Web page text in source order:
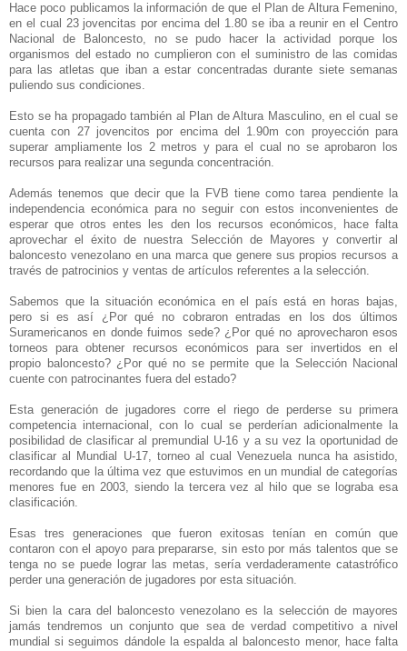
Hace poco publicamos la información de que el Plan de Altura Femenino,
en el cual 23 jovencitas por encima del 1.80 se iba a reunir en el Centro
Nacional de Baloncesto, no se pudo hacer la actividad porque los
organismos del estado no cumplieron con el suministro de las comidas
para las atletas que iban a estar concentradas durante siete semanas
puliendo sus condiciones.
Esto se ha propagado también al Plan de Altura Masculino, en el cual se
cuenta con 27 jovencitos por encima del 1.90m con proyección para
superar ampliamente los 2 metros y para el cual no se aprobaron los
recursos para realizar una segunda concentración.
Además tenemos que decir que la FVB tiene como tarea pendiente la
independencia económica para no seguir con estos inconvenientes de
esperar que otros entes les den los recursos económicos, hace falta
aprovechar el éxito de nuestra Selección de Mayores y convertir al
baloncesto venezolano en una marca que genere sus propios recursos a
través de patrocinios y ventas de artículos referentes a la selección.
Sabemos que la situación económica en el país está en horas bajas,
pero si es así ¿Por qué no cobraron entradas en los dos últimos
Suramericanos en donde fuimos sede? ¿Por qué no aprovecharon esos
torneos para obtener recursos económicos para ser invertidos en el
propio baloncesto? ¿Por qué no se permite que la Selección Nacional
cuente con patrocinantes fuera del estado?
Esta generación de jugadores corre el riego de perderse su primera
competencia internacional, con lo cual se perderían adicionalmente la
posibilidad de clasificar al premundial U-16 y a su vez la oportunidad de
clasificar al Mundial U-17, torneo al cual Venezuela nunca ha asistido,
recordando que la última vez que estuvimos en un mundial de categorías
menores fue en 2003, siendo la tercera vez al hilo que se lograba esa
clasificación.
Esas tres generaciones que fueron exitosas tenían en común que
contaron con el apoyo para prepararse, sin esto por más talentos que se
tenga no se puede lograr las metas, sería verdaderamente catastrófico
perder una generación de jugadores por esta situación.
Si bien la cara del baloncesto venezolano es la selección de mayores
jamás tendremos un conjunto que sea de verdad competitivo a nivel
mundial si seguimos dándole la espalda al baloncesto menor, hace falta